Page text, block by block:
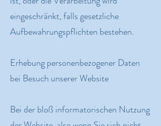
eingeschränkt, falls gesetzliche
Aufbewahrungspflichten bestehen.
Erhebung personenbezogener Daten
bei Besuch unserer Website
Bei der bloß informatorischen Nutzung